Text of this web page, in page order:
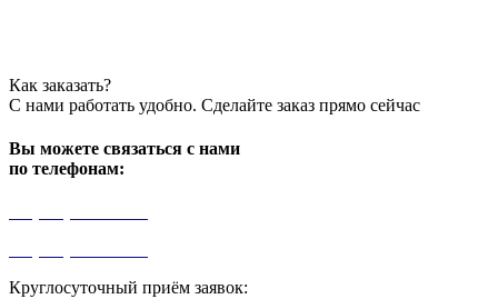
Как заказать?
С нами работать удобно. Сделайте заказ прямо сейчас
Вы можете связаться с нами
по телефонам:
Круглосуточный приём заявок: